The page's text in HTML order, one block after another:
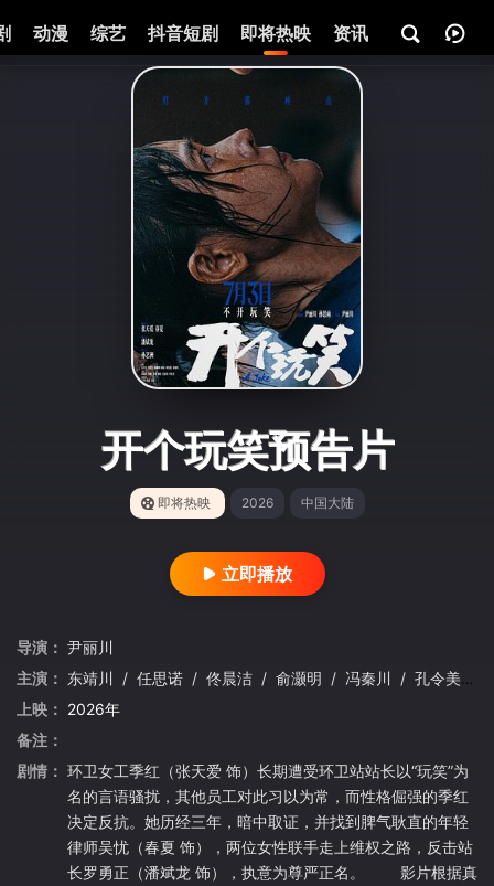
动漫 综艺 抖音短剧 即将热映 资讯
开个玩笑预告片
即将热映 2026 中国大陆
立即播放
导演： 尹丽川
主演： 东靖川 / 任思诺 / 佟晨洁 / 俞灏明 / 冯秦川 / 孔令美
上映： 2026年
备注：
剧情： 环卫女工季红（张天爱 饰）长期遭受环卫站站长以“玩笑”为
名的言语骚扰，其他员工对此习以为常，而性格倔强的季红
决定反抗。她历经三年，暗中取证，并找到脾气耿直的年轻
律师吴忧（春夏 饰），两位女性联手走上维权之路，反击站
长罗勇正（潘斌龙 饰），执意为尊严正名。 影片根据真